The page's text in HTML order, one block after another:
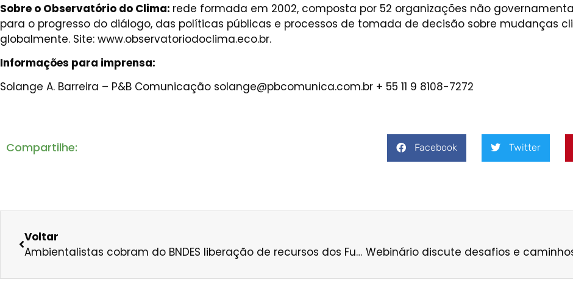
Sobre o Observatório do Clima: rede formada em 2002, composta por 52 organizações não
para o progresso do diálogo, das políticas públicas e processos de tomada de decisão sobre mudanças
globalmente. Site: www.observatoriodoclima.eco.br.
Informações para imprensa:
Solange A. Barreira – P&B Comunicação solange@pbcomunica.com.br + 55 11 9 8108-7272
Compartilhe: Facebook Twitter
Voltar
Ambientalistas cobram do BNDES liberação de recursos dos Fundos Amazônia e Clima